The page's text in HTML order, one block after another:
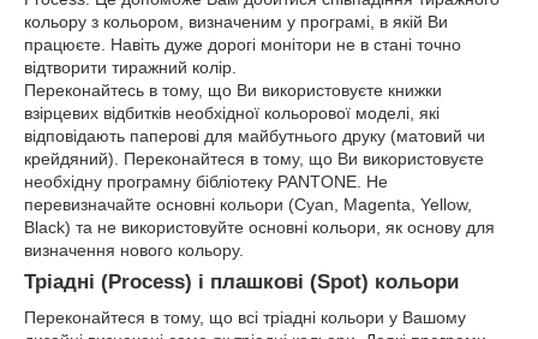
кольору з кольором, визначеним у програмі, в якій Ви
працюєте. Навіть дуже дорогі монітори не в стані точно
відтворити тиражний колір.
Переконайтесь в тому, що Ви використовуєте книжки
взірцевих відбитків необхідної кольорової моделі, які
відповідають паперові для майбутнього друку (матовий чи
крейдяний). Переконайтеся в тому, що Ви використовуєте
необхідну програмну бібліотеку PANTONE. Не
перевизначайте основні кольори (Cyan, Magenta, Yellow,
Black) та не використовуйте основні кольори, як основу для
визначення нового кольору.
Тріадні (Process) і плашкові (Spot) кольори
Переконайтеся в тому, що всі тріадні кольори у Вашому